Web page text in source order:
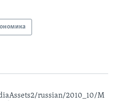
russian/2010_10/M